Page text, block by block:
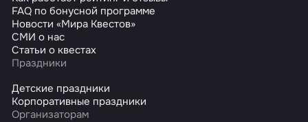
FAQ по бонусной программе
Новости «Мира Квестов»
СМИ о нас
Статьи о квестах
Праздники
Детские праздники
Корпоративные праздники
Организаторам